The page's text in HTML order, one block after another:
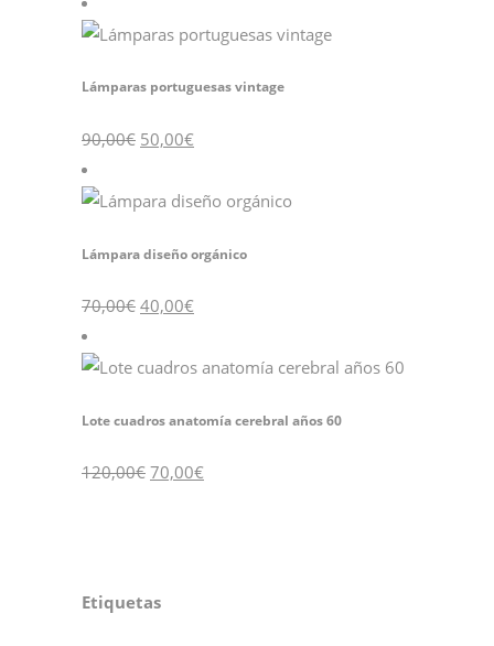
120,00€.70,00€.
Lámparas portuguesas vintage
90,00€ El
precio
90,00€.
50,00€precio
50,00€.
Lámpara diseño orgánico
70,00€ El
precio
70,00€.
40,00€precio
40,00€.
Lote cuadros anatomía cerebral años 60
120,00€ El
precio
70,00€precio
Etiquetas